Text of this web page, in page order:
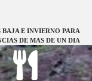
E INVIERNO PARA
DE MAS DE UN DIA